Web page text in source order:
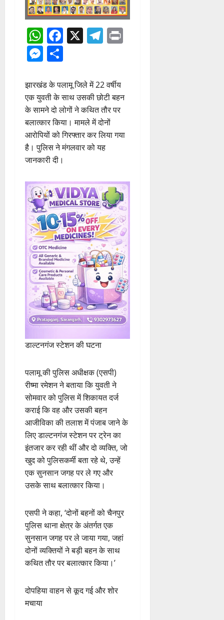
WhatsApp
Facebook
X Telegram
Messenger
झारखंड के पलामू जिले में 22 वर्षीय
एक युवती के साथ उसकी छोटी बहन
के सामने दो लोगों ने कथित तौर पर
बलात्कार किया। मामले में दोनों
आरोपियों को गिरफ्तार कर लिया गया
है। पुलिस ने मंगलवार को यह
जानकारी दी।
डाल्टनगंज स्टेशन की घटना
पलामू की पुलिस अधीक्षक (एसपी)
रीष्मा रमेशन ने बताया कि युवती ने
सोमवार को पुलिस में शिकायत दर्ज
कराई कि वह और उसकी बहन
आजीविका की तलाश में पंजाब जाने के
लिए डाल्टनगंज स्टेशन पर ट्रेन का
इंतजार कर रही थीं और दो व्यक्ति, जो
खुद को पुलिसकर्मी बता रहे थे, उन्हें
एक सुनसान जगह पर ले गए और
उसके साथ बलात्कार किया।
एसपी ने कहा, ‘दोनों बहनों को चैनपुर
पुलिस थाना क्षेत्र के अंतर्गत एक
सुनसान जगह पर ले जाया गया, जहां
दोनों व्यक्तियों ने बड़ी बहन के साथ
कथित तौर पर बलात्कार किया।’
दोपहिया वाहन से कूद गई और शोर
मचाया